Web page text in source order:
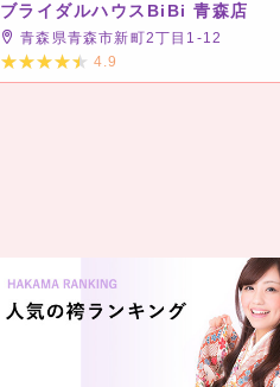
ブライダルハウスBiBi 青森店
青森県青森市新町2丁目1-12
4.9